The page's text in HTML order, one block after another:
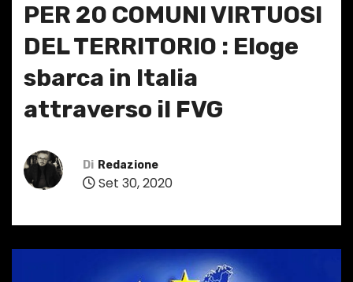
PER 20 COMUNI VIRTUOSI
DEL TERRITORIO : Eloge
sbarca in Italia
attraverso il FVG
Di Redazione
Set 30, 2020